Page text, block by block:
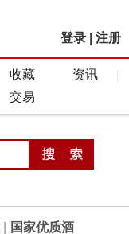
登录 注册
收藏
资讯
交易
国家优质酒